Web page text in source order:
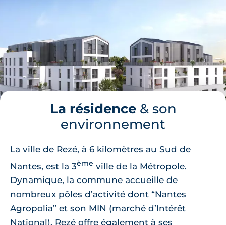
La résidence& son
environnement
La ville de Rezé, à 6 kilomètres au Sud de
Nantes, est la 3ème ville de la Métropole.
Dynamique, la commune accueille de
nombreux pôles d’activité dont “Nantes
Agropolia” et son MIN (marché d’Intérêt
National). Rezé offre également à ses